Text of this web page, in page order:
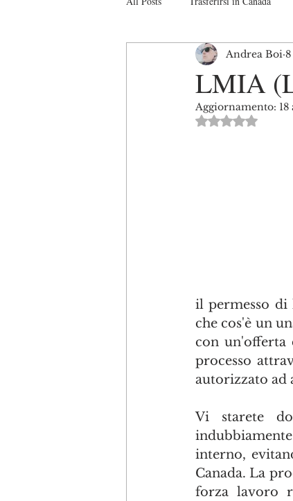
Studiare in Canada Il
Turismo in Canada Interviste
LMIA
Andrea Boi
Aggiornamento:
Valutazione
il permesso di
che cos'è un
con
processo
autorizzato ad
Vi starete
interno,
Canada. La